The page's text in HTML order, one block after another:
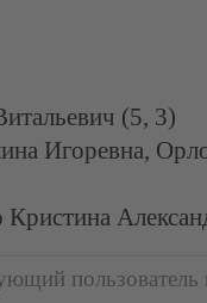
(5, 3)
Игоревна,
Кристина
пользователь